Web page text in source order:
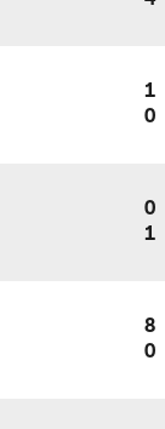
1
0
0
1
8
0